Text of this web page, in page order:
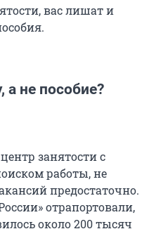
вас лишат и
а не пособие?
занятости с
работы, не
предостаточно.
отрапортовали,
около 200 тысяч